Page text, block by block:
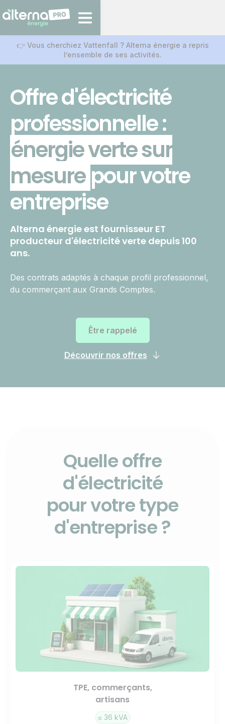
👉 Vous cherchiez Vattenfall ? Alterna énergie a repris
l’ensemble de ses activités.
Offre d'électricité
professionnelle :
énergie verte sur
mesure pour votre
entreprise
Alterna énergie est fournisseur ET
producteur d'électricité verte depuis 100
ans.
Des contrats adaptés à chaque profil professionnel,
du commerçant aux Grands Comptes.
Être rappelé
Découvrir nos offres
Quelle offre
d'électricité
pour votre type
d'entreprise ?
TPE, commerçants,
artisans
≤ 36 kVA